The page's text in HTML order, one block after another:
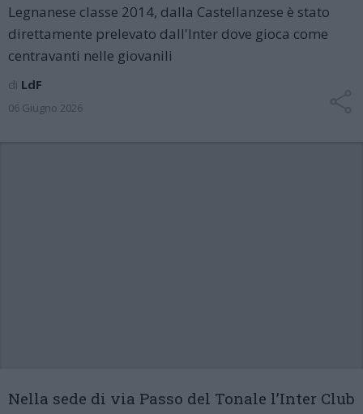
Legnanese classe 2014, dalla Castellanzese è stato
direttamente prelevato dall'Inter dove gioca come
centravanti nelle giovanili
di LdF
06 Giugno 2026
Nella sede di via Passo del Tonale l’Inter Club